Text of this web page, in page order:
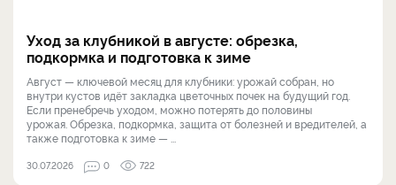
Уход за клубникой в августе: обрезка,
подкормка и подготовка к зиме
Август — ключевой месяц для клубники: урожай собран, но
внутри кустов идёт закладка цветочных почек на будущий год.
Если пренебречь уходом, можно потерять до половины
урожая. Обрезка, подкормка, защита от болезней и вредителей, а
также подготовка к зиме — ...
30.07.2026 0 722